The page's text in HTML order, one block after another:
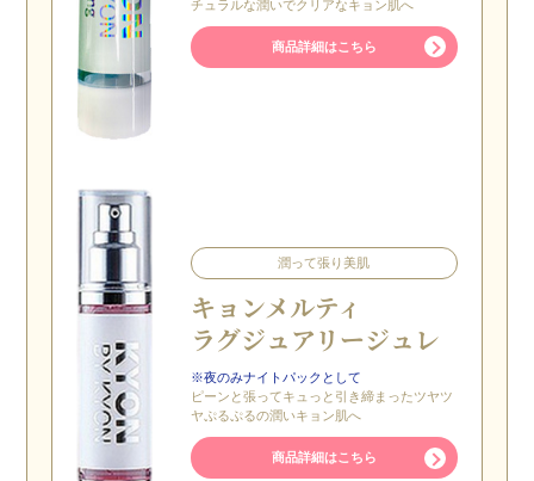
チュラルな潤いでクリアなキョン肌へ
商品詳細はこちら
潤って張り美肌
キョンメルティ
ラグジュアリージュレ
※夜のみナイトパックとして
ピーンと張ってキュっと引き締まったツヤツ
ヤぷるぷるの潤いキョン肌へ
商品詳細はこちら